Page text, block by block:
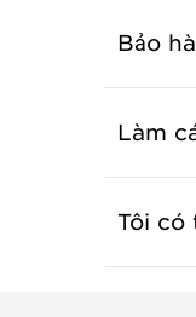
Bảo
Làm
Tôi có